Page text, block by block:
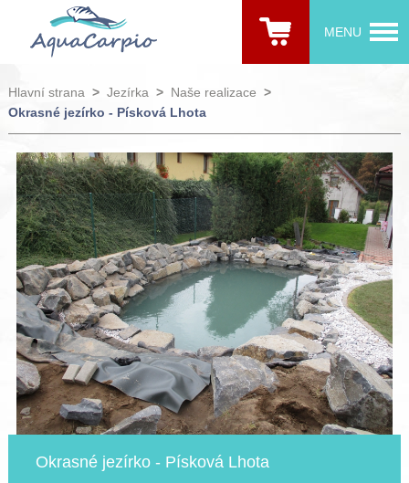
MENU
Hlavní strana > Jezírka > Naše realizace >
Okrasné jezírko - Písková Lhota
Okrasné jezírko - Písková Lhota